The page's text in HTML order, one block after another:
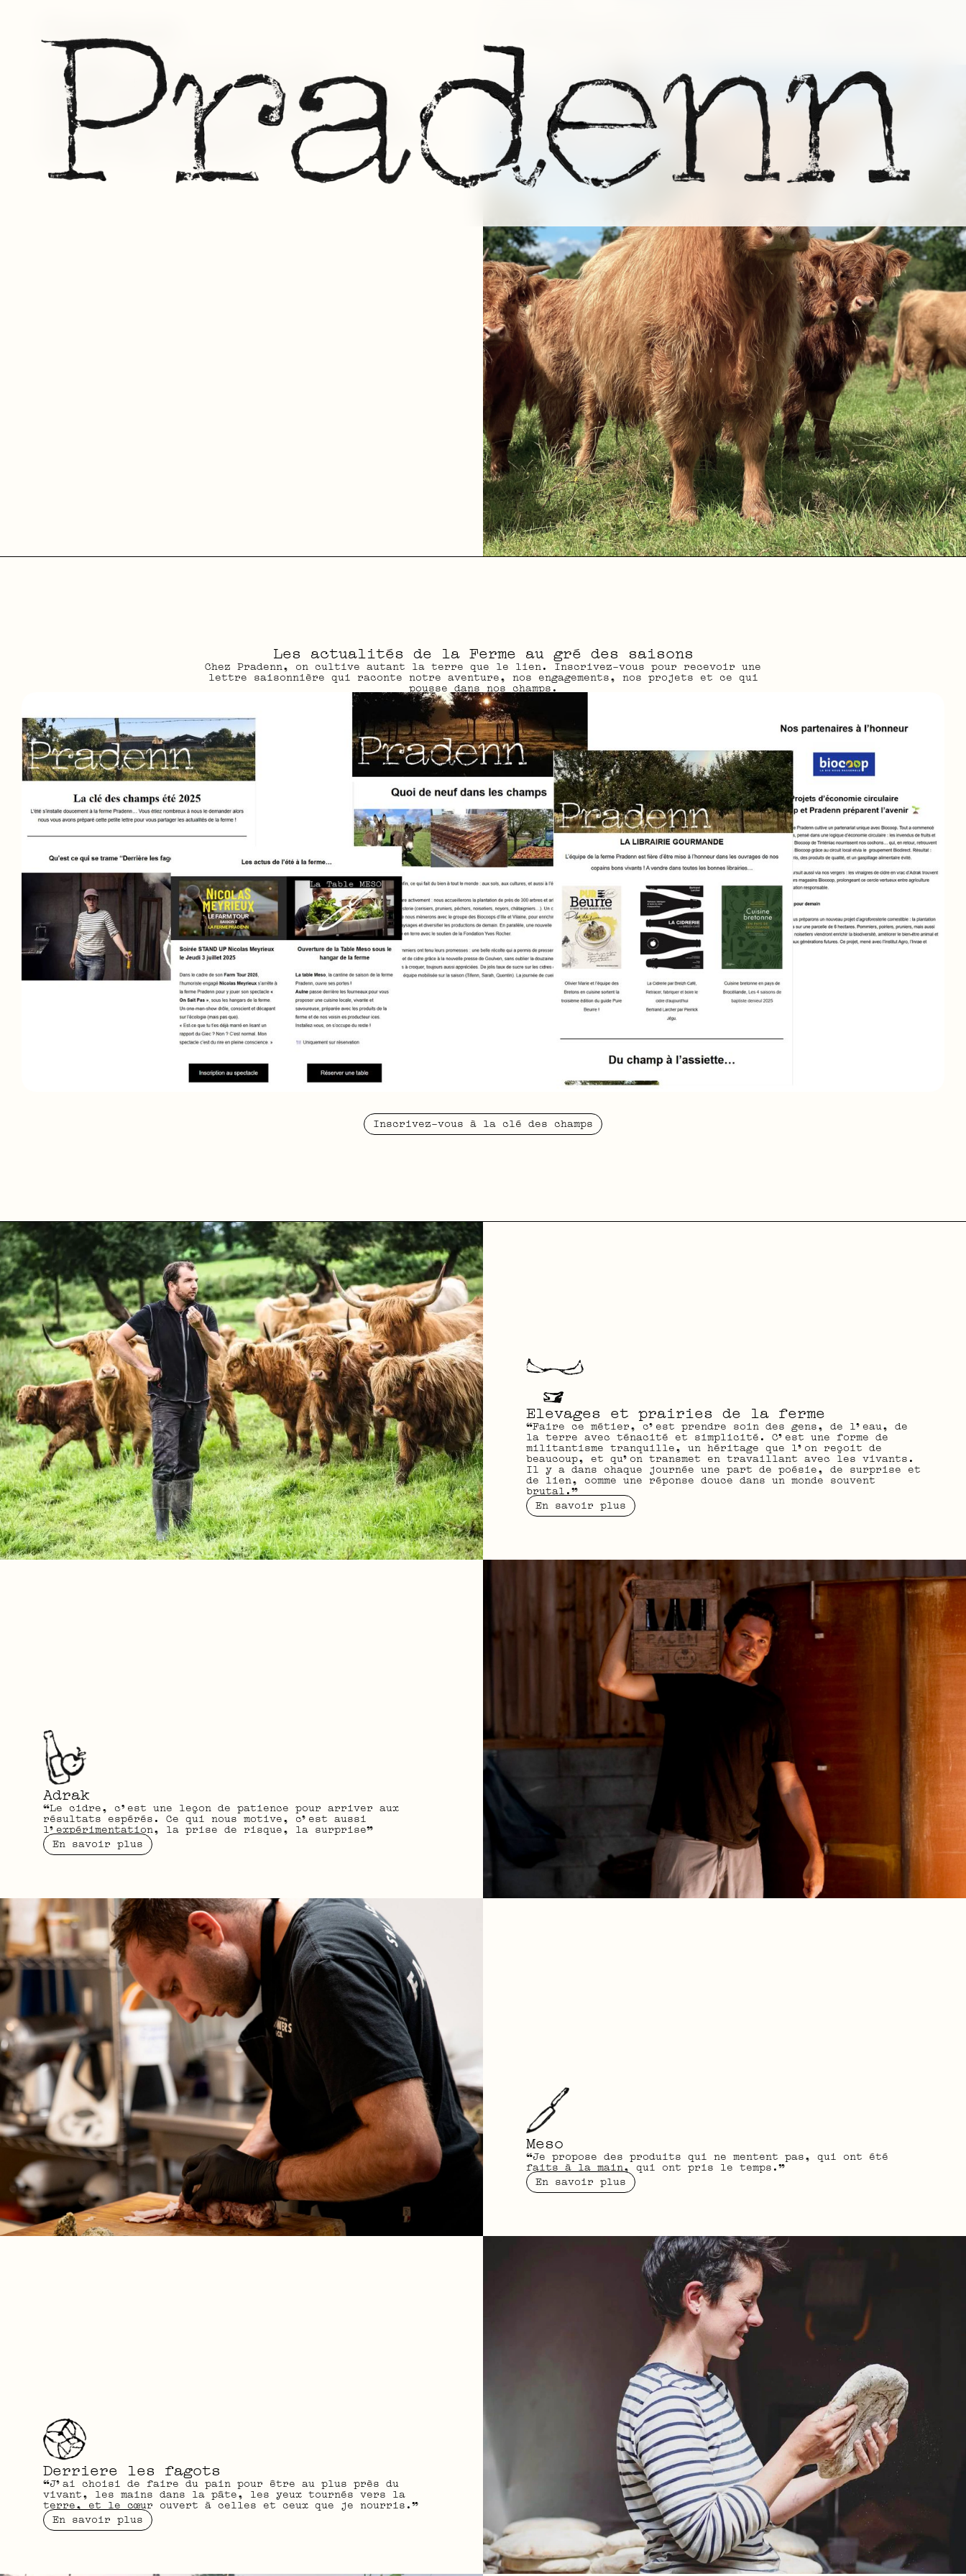
Pradenn est une ferme familiale et
partagée: nous cultivons, nous
transformons, nous transmettons. Nous
sommes producteurs et artisans et nous
créons des produits bio de nos terroirs
avec passion et autonomie. Ici, on fait du
bon, du vrai, ensemble.
Les actualités de la Ferme au gré des saisons
Chez Pradenn, on cultive autant la terre que le lien. Inscrivez-vous pour recevoir une
lettre saisonnière qui raconte notre aventure, nos engagements, nos projets et ce qui
pousse dans nos champs.
Inscrivez-vous à la clé des champs
Elevages et prairies de la ferme
“Faire ce métier, c’est prendre soin des gens, de l’eau, de
la terre avec ténacité et simplicité. C’est une forme de
militantisme tranquille, un héritage que l’on reçoit de
beaucoup, et qu’on transmet en travaillant avec les vivants.
Il y a dans chaque journée une part de poésie, de surprise et
de lien, comme une réponse douce dans un monde souvent
brutal.”
En savoir plus
Adrak
“Le cidre, c'est une leçon de patience pour arriver aux
résultats espérés. Ce qui nous motive, c’est aussi
l’expérimentation, la prise de risque, la surprise”
En savoir plus
Meso
“Je propose des produits qui ne mentent pas, qui ont été
faits à la main, qui ont pris le temps.”
En savoir plus
Derriere les fagots
“J’ai choisi de faire du pain pour être au plus près du
vivant, les mains dans la pâte, les yeux tournés vers la
terre, et le cœur ouvert à celles et ceux que je nourris.”
En savoir plus